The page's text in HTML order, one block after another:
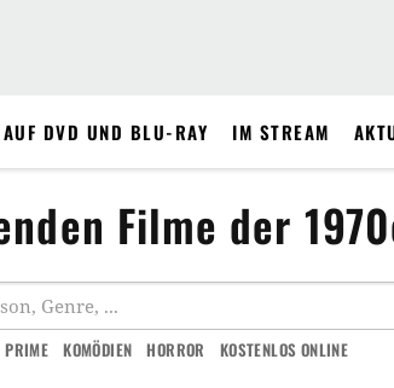
DVD UND BLU-RAY IM STREAM
Filme der
PRIME KOMÖDIEN HORROR KOSTENLOS ONLINE